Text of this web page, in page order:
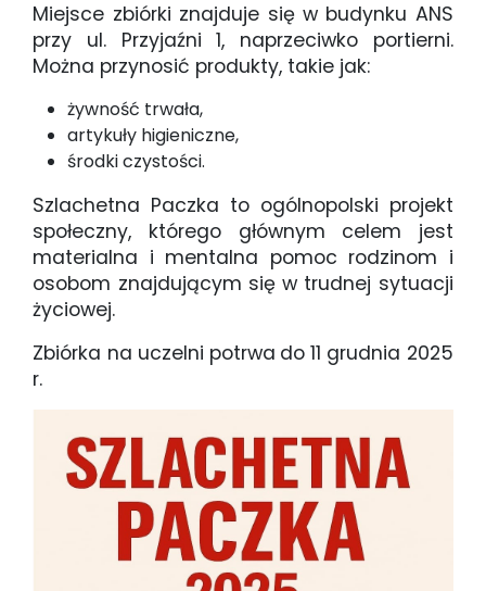
Miejsce zbiórki znajduje się w budynku ANS
przy ul. Przyjaźni 1, naprzeciwko portierni.
Można przynosić produkty, takie jak:
żywność trwała,
artykuły higieniczne,
środki czystości.
Szlachetna Paczka to ogólnopolski projekt
społeczny, którego głównym celem jest
materialna i mentalna pomoc rodzinom i
osobom znajdującym się w trudnej sytuacji
życiowej.
Zbiórka na uczelni potrwa do 11 grudnia 2025
r.